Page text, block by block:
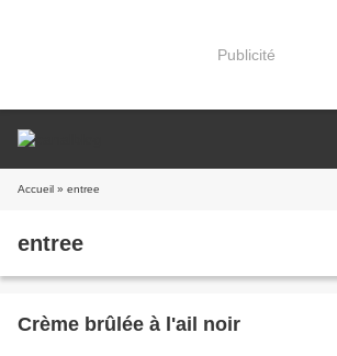
Publicité
Accueil » entree
entree
Crème brûlée à l'ail noir